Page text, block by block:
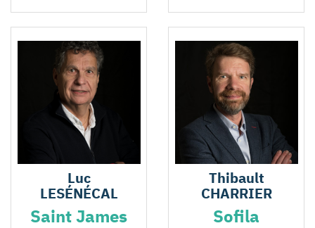
Luc
LESÉNÉCAL
Saint James
Thibault
CHARRIER
Sofila